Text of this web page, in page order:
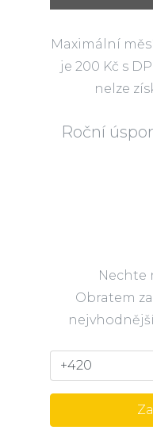
Maximální
je 200 Kč s
nelze
Roční
Nechte
Obratem